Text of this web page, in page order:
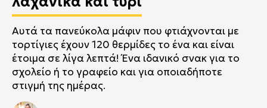
Αυτά τα πανεύκολα μάφιν που φτιάχνονται με
τορτίγιες έχουν 120 θερμίδες το ένα και είναι
έτοιμα σε λίγα λεπτά! Ένα ιδανικό σνακ για το
σχολείο ή το γραφείο και για οποιαδήποτε
στιγμή της ημέρας.